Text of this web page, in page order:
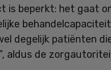
is beperkt: het gaat
degelijk patiënten
aldus de